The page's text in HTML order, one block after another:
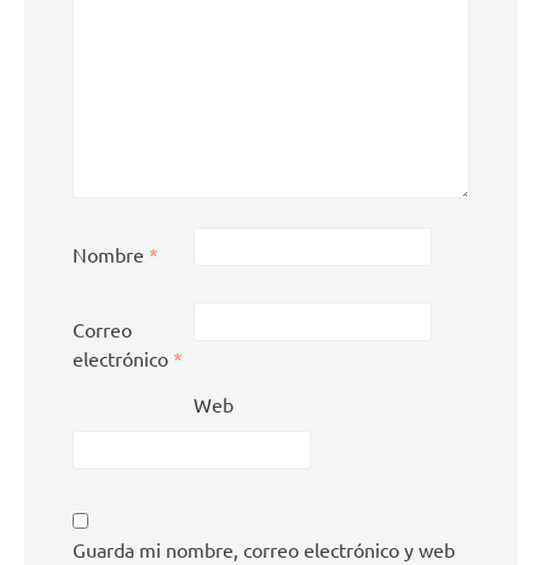
Nombre *
Correo
electrónico *
Web
Guarda mi nombre, correo electrónico y web